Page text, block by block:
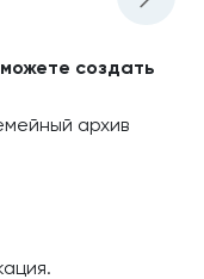
создать
архив